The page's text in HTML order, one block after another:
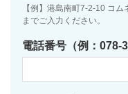
【例】港島南町7-2-10 コ
までご入力ください。
電話番号（例：078-